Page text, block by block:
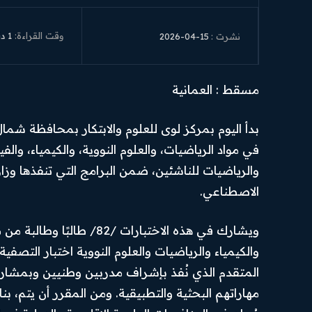
News
Hub
SUBSCRIBE
الرئيسية
أهم الأخبار
من نحن
تواصل بنا
سياسة
نشرت : 2026-04-15 وقت القراءة: 1
مسقط : العمانية
بدأ اليوم بمركز لوى للعلوم والابتكار بمحافظة شمال
في مواد الرياضيات، والعلوم النووية، والكيمياء،
والرياضيات للناشئين، ضمن البرامج التي تنفذها
الاصطناعي.
ويشارك في هذه
والكيمياء والرياضيات والعلوم النووية اختبار
المتقدم الذي نُفذ بإشراف مدربين وطنيين
مهاراتهم البحثية والتطبيقية. ومن المقرر أن